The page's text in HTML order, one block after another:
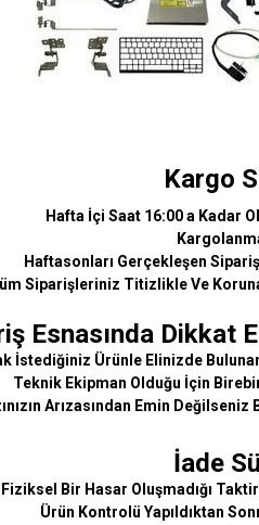
Kargo
Hafta İçi Saat 16:00 a Kadar
Haftasonları Gerçekleşen
Siparişleriniz Titizlikle Ve
Esnasında Dikkat
İstediğiniz Ürünle Elinizde Bulunan
Teknik Ekipman Olduğu İçin
Arızasından Emin
İade
Fiziksel Bir Hasar Oluşmadığı
Ürün Kontrolü Yapıldıktan